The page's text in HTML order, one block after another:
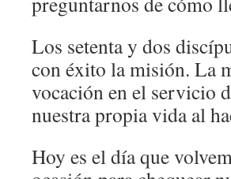
Los setenta y dos
con éxito la misión. La
vocación en el servicio
nuestra propia vida al
Hoy es el día que